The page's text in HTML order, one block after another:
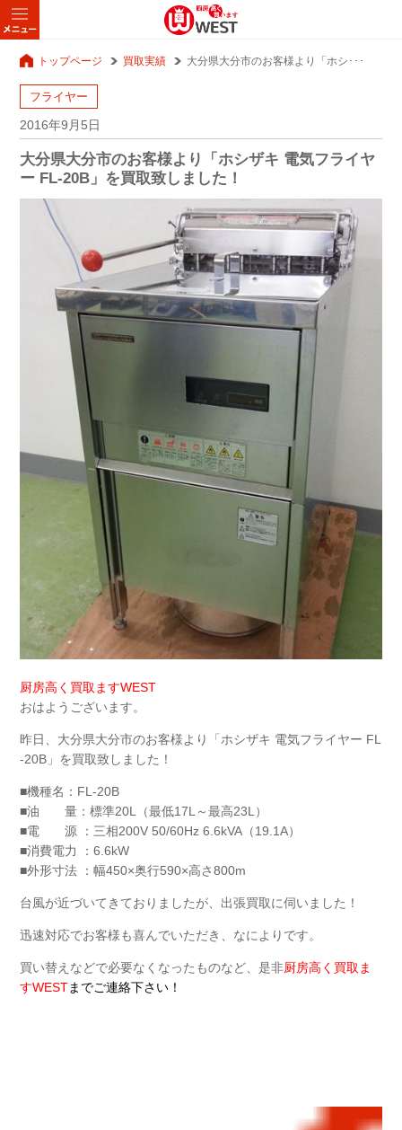
トップページ 買取実績 大分県大分市のお客様より「ホシ･･･
フライヤー
2016年9月5日
大分県大分市のお客様より「ホシザキ 電気フライヤ
ー FL-20B」を買取致しました！
厨房高く買取ますWEST
おはようございます。
昨日、大分県大分市のお客様より「ホシザキ 電気フライヤー FL
-20B」を買取致しました！
■機種名：FL-20B
■油 量：標準20L（最低17L～最高23L）
■電 源 ：三相200V 50/60Hz 6.6kVA（19.1A）
■消費電力 ：6.6kW
■外形寸法 ：幅450×奥行590×高さ800m
台風が近づいてきておりましたが、出張買取に伺いました！
迅速対応でお客様も喜んでいただき、なによりです。
買い替えなどで必要なくなったものなど、是非厨房高く買取ま
すWESTまでご連絡下さい！